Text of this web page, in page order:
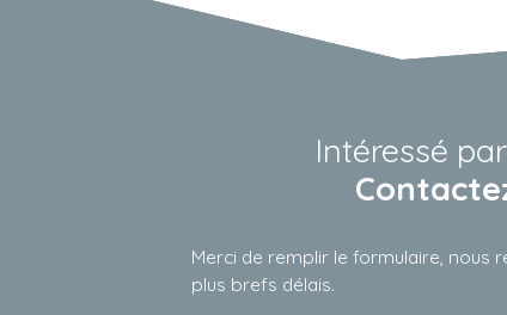
Intéressé
Merci de remplir le formulaire, nous
plus brefs délais.